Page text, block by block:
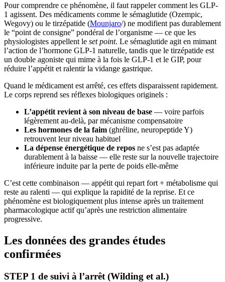
Pour comprendre ce phénomène, il faut rappeler comment les GLP-
1 agissent. Des médicaments comme le sémaglutide (Ozempic,
Wegovy) ou le tirzépatide (Mounjaro/) ne modifient pas durablement
le “point de consigne” pondéral de l’organisme — ce que les
physiologistes appellent le set point. Le sémaglutide agit en mimant
l’action de l’hormone GLP-1 naturelle, tandis que le tirzépatide est
un double agoniste qui mime à la fois le GLP-1 et le GIP, pour
réduire l’appétit et ralentir la vidange gastrique.
Quand le médicament est arrêté, ces effets disparaissent rapidement.
Le corps reprend ses réflexes biologiques originels :
L’appétit revient à son niveau de base — voire parfois
légèrement au-delà, par mécanisme compensatoire
Les hormones de la faim (ghréline, neuropeptide Y)
retrouvent leur niveau habituel
La dépense énergétique de repos ne s’est pas adaptée
durablement à la baisse — elle reste sur la nouvelle trajectoire
inférieure induite par la perte de poids elle-même
C’est cette combinaison — appétit qui repart fort + métabolisme qui
reste au ralenti — qui explique la rapidité de la reprise. Et ce
phénomène est biologiquement plus intense après un traitement
pharmacologique actif qu’après une restriction alimentaire
progressive.
Les données des grandes études
confirmées
STEP 1 de suivi à l’arrêt (Wilding et al.)